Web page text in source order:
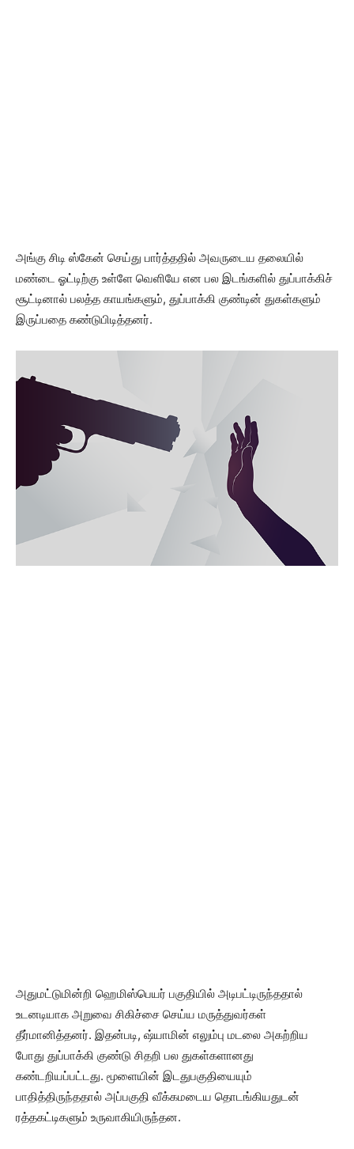
அங்கு சிடி ஸ்கேன் செய்து பார்த்ததில் அவருடைய தலையில்
மண்டை ஓட்டிற்கு உள்ளே வெளியே என பல இடங்களில் துப்பாக்கிச்
சூட்டினால் பலத்த காயங்களும், துப்பாக்கி குண்டின் துகள்களும்
இருப்பதை கண்டுபிடித்தனர்.
அதுமட்டுமின்றி ஹெமிஸ்பெயர் பகுதியில் அடிபட்டிருந்ததால்
உடனடியாக அறுவை சிகிச்சை செய்ய மருத்துவர்கள்
தீர்மானித்தனர். இதன்படி, ஷ்யாமின் எலும்பு மடலை அகற்றிய
போது துப்பாக்கி குண்டு சிதறி பல துகள்களானது
கண்டறியப்பட்டது. மூளையின் இடதுபகுதியையும்
பாதித்திருந்ததால் அப்பகுதி வீக்கமடைய தொடங்கியதுடன்
ரத்தகட்டிகளும் உருவாகியிருந்தன.